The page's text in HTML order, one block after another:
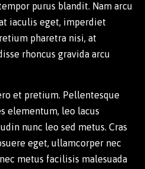
purus blandit. Nam arcu
iaculis eget, imperdiet
pharetra nisi, at
rhoncus gravida arcu
et pretium. Pellentesque
elementum, leo lacus
nunc leo sed metus. Cras
eget, ullamcorper nec
metus facilisis malesuada